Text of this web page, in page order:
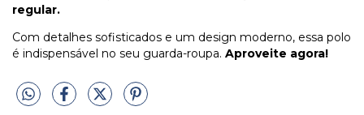
regular.
Com detalhes sofisticados e um design moderno, essa polo
é indispensável no seu guarda-roupa. Aproveite agora!